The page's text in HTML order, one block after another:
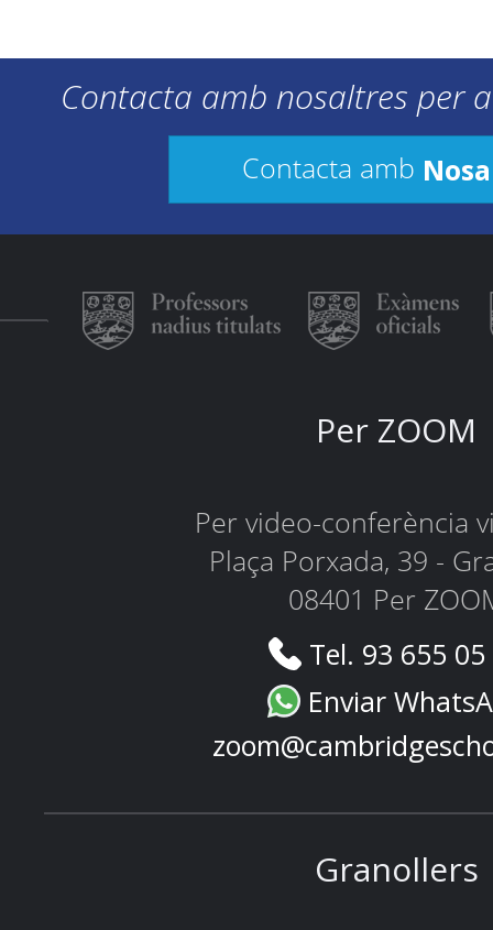
Contacta amb nosaltres per
Contacta amb
Per ZOOM
Per video-conferència
Plaça Porxada, 39 -
08401 Per
Tel. 93 655
Enviar
Granollers